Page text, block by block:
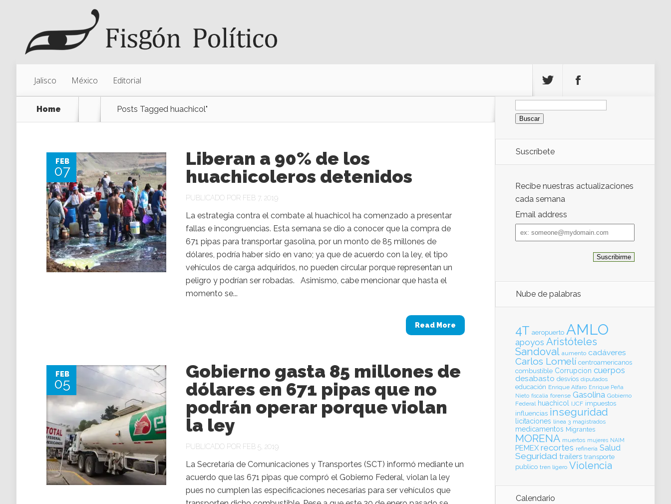
Jalisco México Editorial
Home Posts Tagged huachicol"
FEB
07
Liberan a 90% de los
huachicoleros detenidos
PUBLICADO POR FEB 7, 2019
La estrategia contra el combate al huachicol ha comenzado a presentar
fallas e incongruencias. Esta semana se dio a conocer que la compra de
671 pipas para transportar gasolina, por un monto de 85 millones de
dólares, podría haber sido en vano; ya que de acuerdo con la ley, el tipo
vehículos de carga adquiridos, no pueden circular porque representan un
peligro y podrían ser robadas. Asimismo, cabe mencionar que hasta el
momento se...
Read More
FEB
05
Gobierno gasta 85 millones de
dólares en 671 pipas que no
podrán operar porque violan
la ley
PUBLICADO POR FEB 5, 2019
La Secretaría de Comunicaciones y Transportes (SCT) informó mediante un
acuerdo que las 671 pipas que compró el Gobierno Federal, violan la ley
pues no cumplen las especificaciones necesarias para ser vehículos que
Buscar:
Suscríbete
Recibe nuestras actualizaciones
cada semana
Email address
Email
address
Nube de palabras
4T aeropuerto AMLO
apoyos Aristóteles
Sandoval aumento cadáveres
Carlos Lomelí centroamericanos
combustible Corrupcion cuerpos
desabasto desvíos diputados
educación Enrique Alfaro Enrique Peña
Nieto fiscalia forense Gasolina Gobierno
Federal huachicol IJCF impuestos
influencias inseguridad
licitaciones línea 3 magistrados
medicamentos Migrantes
MORENA muertos mujeres NAIM
PEMEX recortes refinería Salud
Seguridad trailers transporte
publico tren ligero Violencia
Calendario